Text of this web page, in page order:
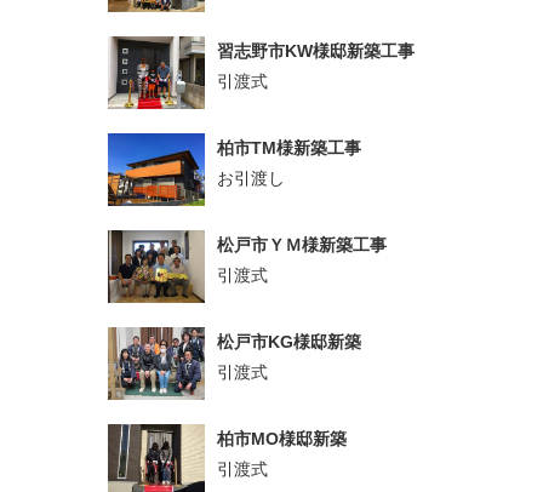
習志野市KW様邸新築工事
引渡式
柏市TM様新築工事
お引渡し
松戸市ＹＭ様新築工事
引渡式
松戸市KG様邸新築
引渡式
柏市MO様邸新築
引渡式